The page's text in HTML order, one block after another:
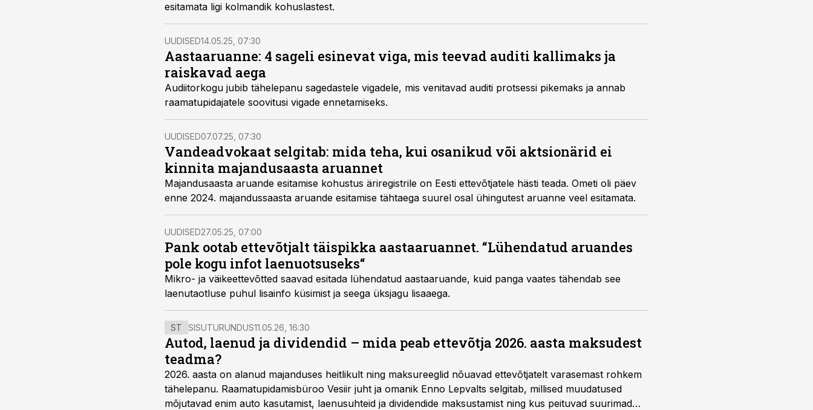
esitamata ligi kolmandik kohuslastest.
UUDISED14.05.25, 07:30
Aastaaruanne: 4 sageli esinevat viga, mis teevad auditi kallimaks ja
raiskavad aega
Audiitorkogu jubib tähelepanu sagedastele vigadele, mis venitavad auditi protsessi pikemaks ja annab
raamatupidajatele soovitusi vigade ennetamiseks.
UUDISED07.07.25, 07:30
Vandeadvokaat selgitab: mida teha, kui osanikud või aktsionärid ei
kinnita majandusaasta aruannet
Majandusaasta aruande esitamise kohustus äriregistrile on Eesti ettevõtjatele hästi teada. Ometi oli päev
enne 2024. majandussaasta aruande esitamise tähtaega suurel osal ühingutest aruanne veel esitamata.
UUDISED27.05.25, 07:00
Pank ootab ettevõtjalt täispikka aastaaruannet. “Lühendatud aruandes
pole kogu infot laenuotsuseks“
Mikro- ja väikeettevõtted saavad esitada lühendatud aastaaruande, kuid panga vaates tähendab see
laenutaotluse puhul lisainfo küsimist ja seega üksjagu lisaaega.
ST SISUTURUNDUS11.05.26, 16:30
Autod, laenud ja dividendid – mida peab ettevõtja 2026. aasta maksudest
teadma?
2026. aasta on alanud majanduses heitlikult ning maksureeglid nõuavad ettevõtjatelt varasemast rohkem
tähelepanu. Raamatupidamisbüroo Vesiir juht ja omanik Enno Lepvalts selgitab, millised muudatused
mõjutavad enim auto kasutamist, laenusuhteid ja dividendide maksustamist ning kus peituvad suurimad